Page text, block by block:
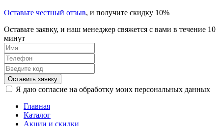
Оставьте честный отзыв, и получите скидку 10%
Оставьте заявку, и наш менеджер свяжется с вами в течение 10
минут
Оставить заявку
Я даю согласие на обработку моих персональных данных
Главная
Каталог
Акции и скидки